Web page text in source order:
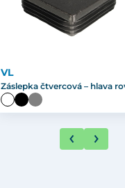
VL
Záslepka čtvercová – hlava